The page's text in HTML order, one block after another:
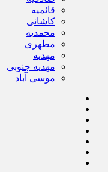
قائمیه
کاشانی
محمدیه
مطهری
مهدیه
مهدیه جنوبی
موسی آباد